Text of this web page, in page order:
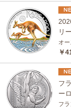
リ
オ
￥
フ
ー
フ